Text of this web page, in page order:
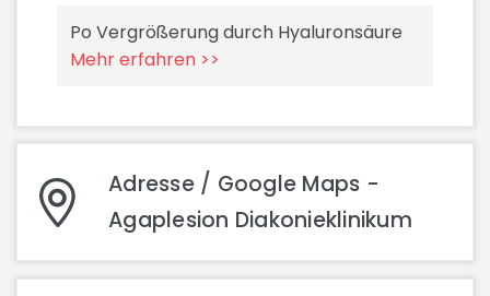
Po Vergrößerung durch Hyaluronsäure
Mehr erfahren >>
Adresse / Google Maps -
Agaplesion Diakonieklinikum